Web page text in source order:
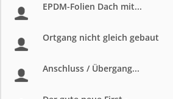
EPDM-Folien Dach mit...
Ortgang nicht gleich gebaut
Anschluss / Übergang...